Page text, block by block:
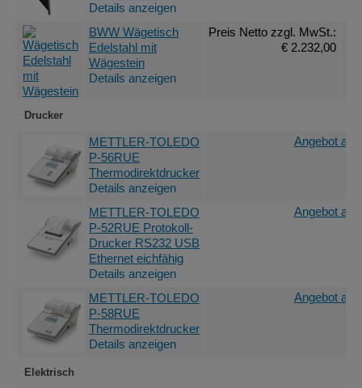
Details anzeigen
BWW Wägetisch
Edelstahl mit
Wägestein
Details anzeigen
Preis Netto zzgl. MwSt.:
€ 2.232,00
Drucker
METTLER-TOLEDO
P-56RUE
Thermodirektdrucker
Details anzeigen
Angebot
METTLER-TOLEDO
P-52RUE Protokoll-
Drucker RS232 USB
Ethernet eichfähig
Details anzeigen
Angebot
METTLER-TOLEDO
P-58RUE
Thermodirektdrucker
Details anzeigen
Angebot
Elektrisch